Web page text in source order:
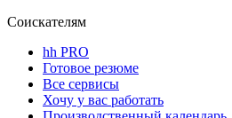
Соискателям
hh PRO
Готовое резюме
Все сервисы
Хочу у вас работать